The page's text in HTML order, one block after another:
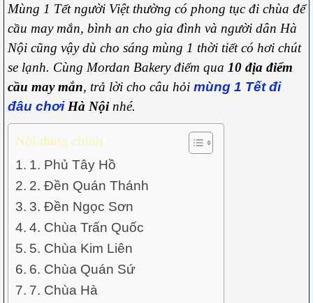
Mùng 1 Tết người Việt thường có phong tục đi chùa để
cầu may mắn, bình an cho gia đình và người dân Hà
Nội cũng vậy dù cho sáng mùng 1 thời tiết có hơi chút
se lạnh. Cùng Mordan Bakery điểm qua 10 địa điểm
cầu may mắn, trả lời cho câu hỏi mùng 1 Tết đi
đâu chơiHà Nộinhé.
Nội dung chính
1. Phủ Tây Hồ
2. Đền Quán Thánh
3. Đền Ngọc Sơn
4. Chùa Trấn Quốc
5. Chùa Kim Liên
6. Chùa Quán Sứ
7. Chùa Hà